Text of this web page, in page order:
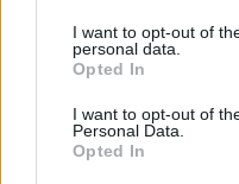
not limited to your visit or
grant or deny consent to
use your data for below
consent section.
I want to opt-out of
personal data.
Opted In
I want to opt-out of
Personal Data.
Opted In